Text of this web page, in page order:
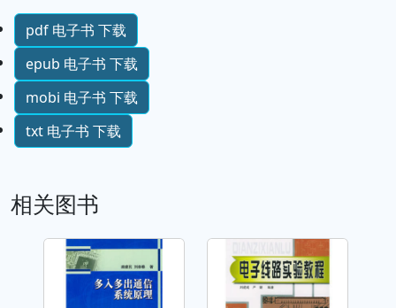
pdf 电子书 下载
epub 电子书 下载
mobi 电子书 下载
txt 电子书 下载
相关图书